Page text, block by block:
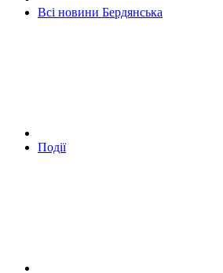
Всі новини Бердянська
Події